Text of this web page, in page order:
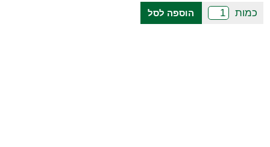
כמות
הוספה לסל